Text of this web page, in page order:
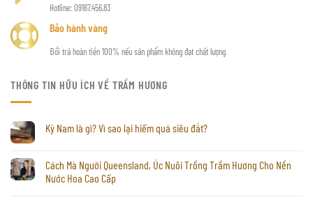
Hotline: 09167.456.83
Bảo hành vàng
Đổi trả hoàn tiền 100% nếu sản phẩm không đạt chất lượng
THÔNG TIN HỮU ÍCH VỀ TRẦM HƯƠNG
Kỳ Nam là gì? Vì sao lại hiếm quá siêu đắt?
Cách Mà Người Queensland, Úc Nuôi Trồng Trầm Hương Cho Nền
Nước Hoa Cao Cấp